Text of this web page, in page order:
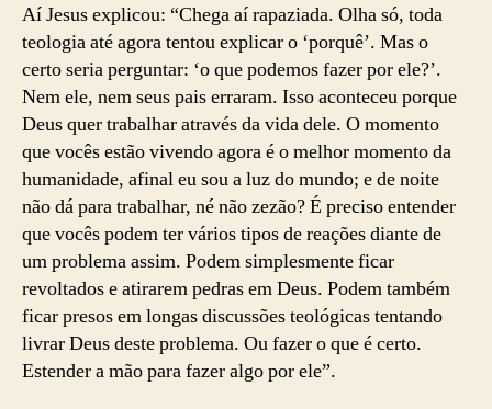
Aí Jesus explicou: “Chega aí rapaziada. Olha só, toda
teologia até agora tentou explicar o ‘porquê’. Mas o
certo seria perguntar: ‘o que podemos fazer por ele?’.
Nem ele, nem seus pais erraram. Isso aconteceu porque
Deus quer trabalhar através da vida dele. O momento
que vocês estão vivendo agora é o melhor momento da
humanidade, afinal eu sou a luz do mundo; e de noite
não dá para trabalhar, né não zezão? É preciso entender
que vocês podem ter vários tipos de reações diante de
um problema assim. Podem simplesmente ficar
revoltados e atirarem pedras em Deus. Podem também
ficar presos em longas discussões teológicas tentando
livrar Deus deste problema. Ou fazer o que é certo.
Estender a mão para fazer algo por ele”.